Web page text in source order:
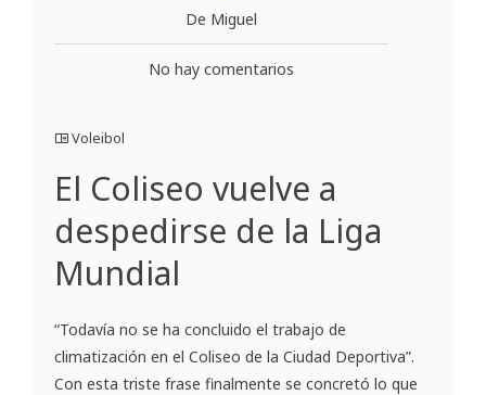
De Miguel
No hay comentarios
Voleibol
El Coliseo vuelve a
despedirse de la Liga
Mundial
“Todavía no se ha concluido el trabajo de
climatización en el Coliseo de la Ciudad Deportiva”.
Con esta triste frase finalmente se concretó lo que